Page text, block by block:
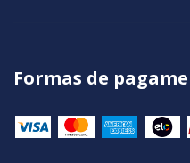
Formas de